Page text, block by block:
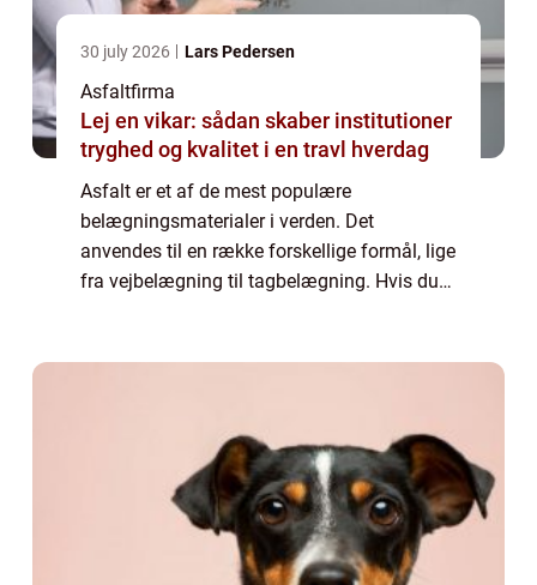
30 july 2026 Lars Pedersen
Asfaltfirma
Lej en vikar: sådan skaber institutioner
tryghed og kvalitet i en travl hverdag
Asfalt er et af de mest populære
belægningsmaterialer i verden. Det
anvendes til en række forskellige formål, lige
fra vejbelægning til tagbelægning. Hvis du